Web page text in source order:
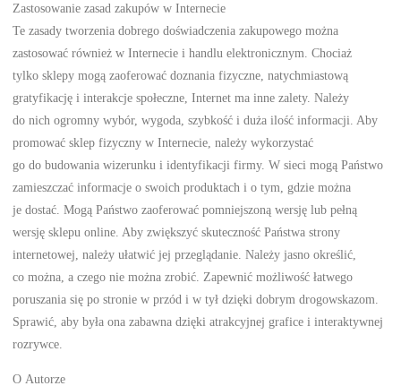
Zastosowanie zasad zakupów w Internecie
Te zasady tworzenia dobrego doświadczenia zakupowego można
zastosować również w Internecie i handlu elektronicznym. Chociaż
tylko sklepy mogą zaoferować doznania fizyczne, natychmiastową
gratyfikację i interakcje społeczne, Internet ma inne zalety. Należy
do nich ogromny wybór, wygoda, szybkość i duża ilość informacji. Aby
promować sklep fizyczny w Internecie, należy wykorzystać
go do budowania wizerunku i identyfikacji firmy. W sieci mogą Państwo
zamieszczać informacje o swoich produktach i o tym, gdzie można
je dostać. Mogą Państwo zaoferować pomniejszoną wersję lub pełną
wersję sklepu online. Aby zwiększyć skuteczność Państwa strony
internetowej, należy ułatwić jej przeglądanie. Należy jasno określić,
co można, a czego nie można zrobić. Zapewnić możliwość łatwego
poruszania się po stronie w przód i w tył dzięki dobrym drogowskazom.
Sprawić, aby była ona zabawna dzięki atrakcyjnej grafice i interaktywnej
rozrywce.
O Autorze